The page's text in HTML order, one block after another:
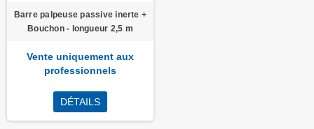
Barre palpeuse passive inerte +
Bouchon - longueur 2,5 m
Vente uniquement aux
professionnels
DÉTAILS